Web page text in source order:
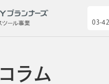
03-
コラム